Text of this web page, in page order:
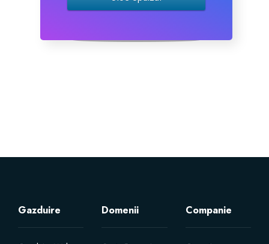
Gazduire Domenii Companie